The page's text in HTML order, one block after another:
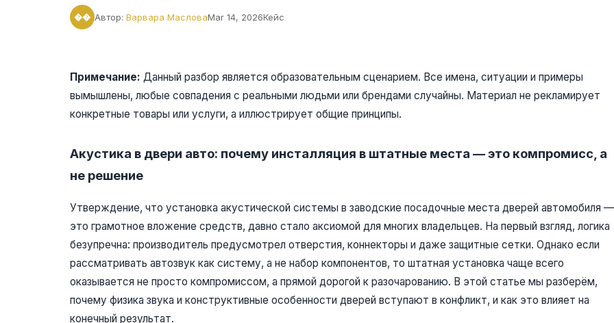
�� Автор: Варвара МасловаMar 14, 2026Кейс
Примечание: Данный разбор является образовательным сценарием. Все имена, ситуации и примеры
вымышлены, любые совпадения с реальными людьми или брендами случайны. Материал не рекламирует
конкретные товары или услуги, а иллюстрирует общие принципы.
Акустика в двери авто: почему инсталляция в штатные места — это компромисс, а
не решение
Утверждение, что установка акустической системы в заводские посадочные места дверей автомобиля —
это грамотное вложение средств, давно стало аксиомой для многих владельцев. На первый взгляд, логика
безупречна: производитель предусмотрел отверстия, коннекторы и даже защитные сетки. Однако если
рассматривать автозвук как систему, а не набор компонентов, то штатная установка чаще всего
оказывается не просто компромиссом, а прямой дорогой к разочарованию. В этой статье мы разберём,
почему физика звука и конструктивные особенности дверей вступают в конфликт, и как это влияет на
конечный результат.